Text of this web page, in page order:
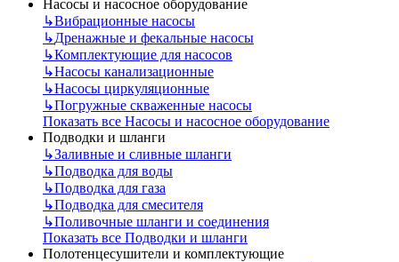
Насосы и насосное оборудование
↳Вибрационные насосы
↳Дренажные и фекальные насосы
↳Комплектующие для насосов
↳Насосы канализационные
↳Насосы циркуляционные
↳Погружные скваженные насосы
Показать все Насосы и насосное оборудование
Подводки и шланги
↳Заливные и сливные шланги
↳Подводка для воды
↳Подводка для газа
↳Подводка для смесителя
↳Поливочные шланги и соединения
Показать все Подводки и шланги
Полотенцесушители и комплектующие